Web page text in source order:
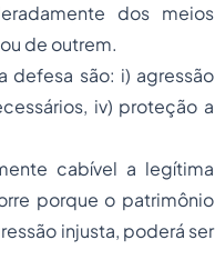
dos meios
de outrem.
defesa são: i) agressão
iv) proteção a
cabível a legítima
porque o patrimônio
injusta, poderá ser